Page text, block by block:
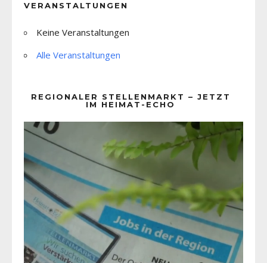
VERANSTALTUNGEN
Keine Veranstaltungen
Alle Veranstaltungen
REGIONALER STELLENMARKT – JETZT
IM HEIMAT-ECHO
Player